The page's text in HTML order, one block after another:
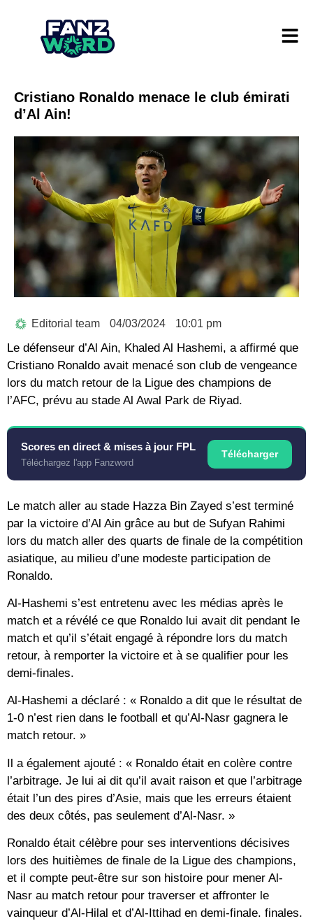
Cristiano Ronaldo menace le club émirati
d’Al Ain!
Editorial team 04/03/2024 10:01 pm
Le défenseur d’Al Ain, Khaled Al Hashemi, a affirmé que
Cristiano Ronaldo avait menacé son club de vengeance
lors du match retour de la Ligue des champions de
l’AFC, prévu au stade Al Awal Park de Riyad.
Scores en direct & mises à jour FPL
Téléchargez l'app Fanzword
Télécharger
Le match aller au stade Hazza Bin Zayed s’est terminé
par la victoire d’Al Ain grâce au but de Sufyan Rahimi
lors du match aller des quarts de finale de la compétition
asiatique, au milieu d’une modeste participation de
Ronaldo.
Al-Hashemi s’est entretenu avec les médias après le
match et a révélé ce que Ronaldo lui avait dit pendant le
match et qu’il s’était engagé à répondre lors du match
retour, à remporter la victoire et à se qualifier pour les
demi-finales.
Al-Hashemi a déclaré : « Ronaldo a dit que le résultat de
1-0 n’est rien dans le football et qu’Al-Nasr gagnera le
match retour. »
Il a également ajouté : « Ronaldo était en colère contre
l’arbitrage. Je lui ai dit qu’il avait raison et que l’arbitrage
était l’un des pires d’Asie, mais que les erreurs étaient
des deux côtés, pas seulement d’Al-Nasr. »
Ronaldo était célèbre pour ses interventions décisives
lors des huitièmes de finale de la Ligue des champions,
et il compte peut-être sur son histoire pour mener Al-
Nasr au match retour pour traverser et affronter le
vainqueur d’Al-Hilal et d’Al-Ittihad en demi-finale. finales.